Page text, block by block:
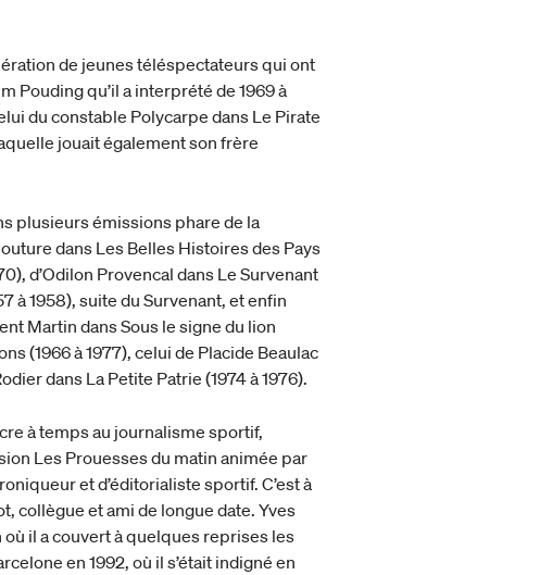
de jeunes téléspectateurs qui ont
Pouding qu’il a interprété de 1969 à
du constable Polycarpe dans Le Pirate
jouait également son frère
plusieurs émissions phare de la
dans Les Belles Histoires des Pays
d’Odilon Provencal dans Le Survenant
à 1958), suite du Survenant, et enfin
Martin dans Sous le signe du lion
(1966 à 1977), celui de Placide Beaulac
dans La Petite Patrie (1974 à 1976).
à temps au journalisme sportif,
Les Prouesses du matin animée par
et d’éditorialiste sportif. C’est à
collègue et ami de longue date. Yves
il a couvert à quelques reprises les
en 1992, où il s’était indigné en